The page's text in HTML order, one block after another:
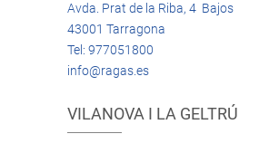
Avda. Prat de la Riba, 4 Bajos
43001 Tarragona
Tel: 977051800
info@ragas.es
VILANOVA I LA GELTRÚ